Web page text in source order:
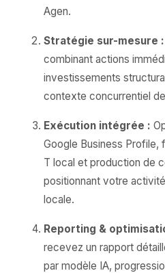
Agen.
Stratégie sur-mesure :
combinant actions
investissements
contexte concurrentiel
Exécution intégrée :
Google Business Profile,
T local et production de
positionnant votre
locale.
Reporting &
recevez un rapport
par modèle IA,